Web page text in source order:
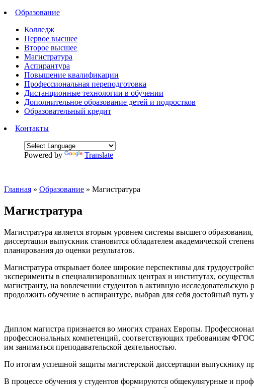
Образование
Колледж
Первое высшее
Второе высшее
Магистратура
Аспирантура
Повышение квалификации
Профессиональная переподготовка
Дистанционные технологии в обучении
Дополнительное образование детей и подростков
Образовательный кредит
Контакты
Powered by Translate
Главная » Образование » Магистратура
Магистратура
Магистратура является вторым уровнем системы высшего
диссертации выпускник становится обладателем академической
планирования до оценки результатов.
Магистратура открывает более широкие перспективы для
эксперименты в специализированных центрах и институтах,
магистранту, на вовлечении студентов в активную
продолжить обучение в аспирантуре, выбрав для себя достойный путь
Диплом магистра признается во многих странах Европы.
профессиональных компетенций, соответствующих требованиям
им заниматься преподавательской деятельностью.
По итогам успешной защиты магистерской диссертации выпускнику
В процессе обучения у студентов формируются общекультурные и